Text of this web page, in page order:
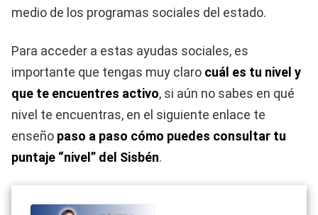
medio de los programas sociales del estado.
Para acceder a estas ayudas sociales, es
importante que tengas muy claro cuál es tu nivel y
que te encuentres activo, si aún no sabes en qué
nivel te encuentras, en el siguiente enlace te
enseño paso a paso cómo puedes consultar tu
puntaje “nivel” del Sisbén.